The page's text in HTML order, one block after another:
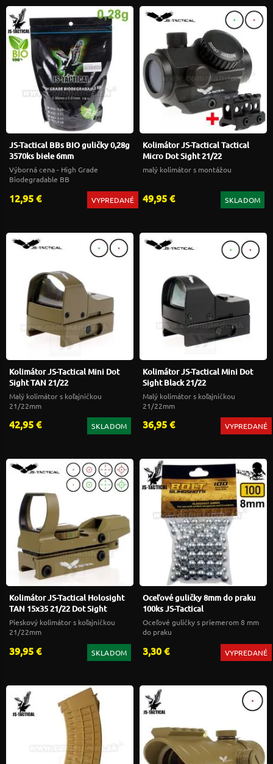
JS-Tactical BBs BIO guličky 0,28g
3570ks biele 6mm
Výborná cena - High Grade
Biodegradable BB
12,95 € VYPREDANÉ
Kolimátor JS-Tactical Tactical
Micro Dot Sight 21/22
malý kolimátor s montážou
49,95 € SKLADOM
Kolimátor JS-Tactical Mini Dot
Sight TAN 21/22
Malý kolimátor s koľajničkou
21/22mm
42,95 € SKLADOM
Kolimátor JS-Tactical Mini Dot
Sight Black 21/22
Malý kolimátor s koľajničkou
21/22mm
36,95 € VYPREDANÉ
Kolimátor JS-Tactical Holosight
TAN 15x35 21/22 Dot Sight
Pieskový kolimátor s koľajničkou
21/22mm
39,95 € SKLADOM
Oceľové guličky 8mm do praku
100ks JS-Tactical
Oceľové guličky s priemerom 8 mm
do praku
3,30 € VYPREDANÉ